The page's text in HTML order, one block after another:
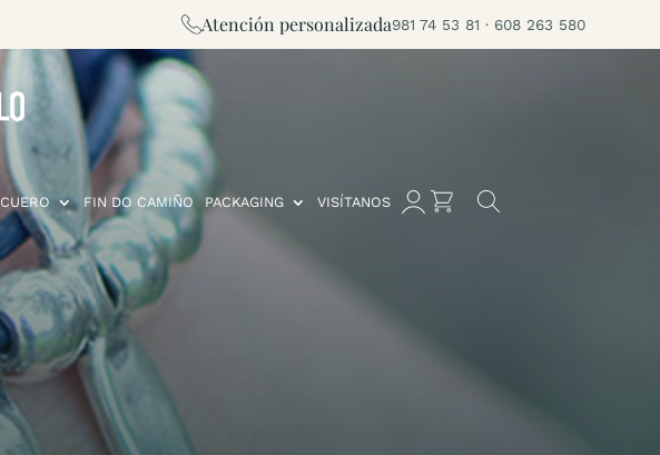
Atención personalizada981 74 53 81 · 608 263 580
CUERO FIN DO CAMIÑO PACKAGING VISÍTANOS